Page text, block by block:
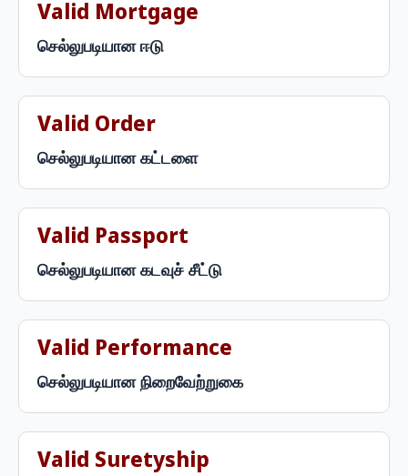
Valid Mortgage
செல்லுபடியான ஈடு
Valid Order
செல்லுபடியான கட்டளை
Valid Passport
செல்லுபடியான கடவுச் சீட்டு
Valid Performance
செல்லுபடியான நிறைவேற்றுகை
Valid Suretyship